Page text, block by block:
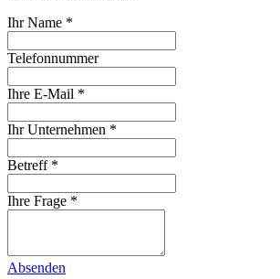
Ihr Name *
Telefonnummer
Ihre E-Mail *
Ihr Unternehmen *
Betreff*
Ihre Frage *
Absenden